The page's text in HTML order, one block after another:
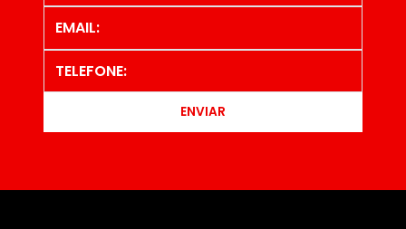
ENVIAR